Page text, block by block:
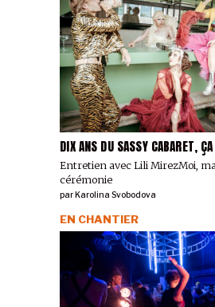
DIX ANS DU SASSY CABARET,
Entretien avec Lili MirezMoi,
cérémonie
parKarolina Svobodova
EN CHANTIER